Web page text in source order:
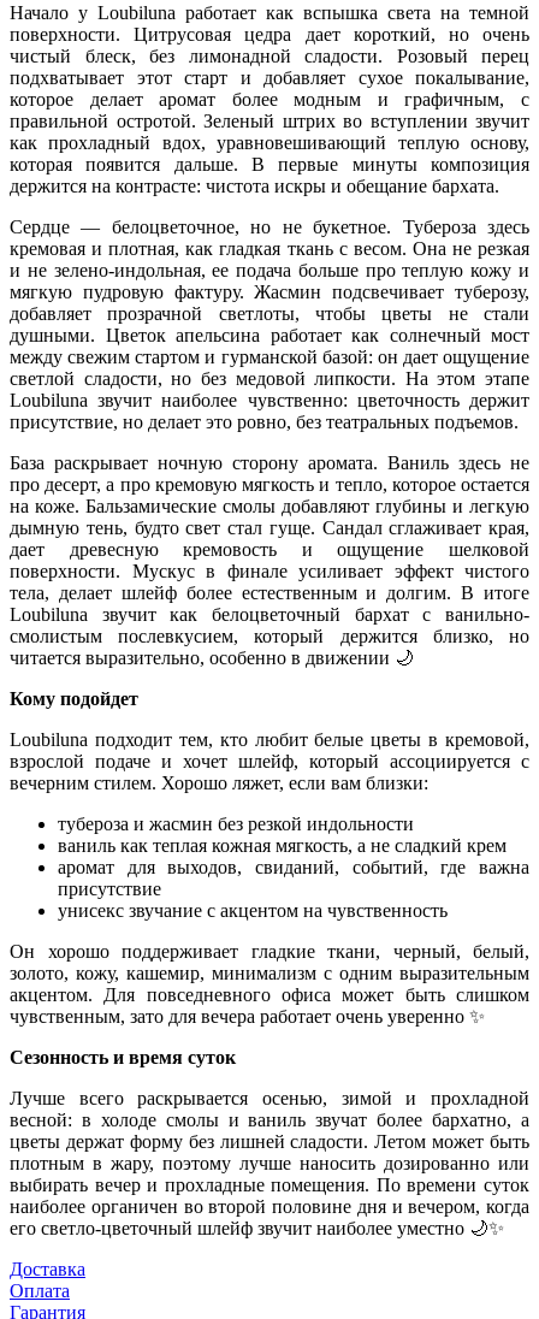
Начало у Loubiluna работает как вспышка света на темной
поверхности. Цитрусовая цедра дает короткий, но очень
чистый блеск, без лимонадной сладости. Розовый перец
подхватывает этот старт и добавляет сухое покалывание,
которое делает аромат более модным и графичным, с
правильной остротой. Зеленый штрих во вступлении звучит
как прохладный вдох, уравновешивающий теплую основу,
которая появится дальше. В первые минуты композиция
держится на контрасте: чистота искры и обещание бархата.
Сердце — белоцветочное, но не букетное. Тубероза здесь
кремовая и плотная, как гладкая ткань с весом. Она не резкая
и не зелено-индольная, ее подача больше про теплую кожу и
мягкую пудровую фактуру. Жасмин подсвечивает туберозу,
добавляет прозрачной светлоты, чтобы цветы не стали
душными. Цветок апельсина работает как солнечный мост
между свежим стартом и гурманской базой: он дает ощущение
светлой сладости, но без медовой липкости. На этом этапе
Loubiluna звучит наиболее чувственно: цветочность держит
присутствие, но делает это ровно, без театральных подъемов.
База раскрывает ночную сторону аромата. Ваниль здесь не
про десерт, а про кремовую мягкость и тепло, которое остается
на коже. Бальзамические смолы добавляют глубины и легкую
дымную тень, будто свет стал гуще. Сандал сглаживает края,
дает древесную кремовость и ощущение шелковой
поверхности. Мускус в финале усиливает эффект чистого
тела, делает шлейф более естественным и долгим. В итоге
Loubiluna звучит как белоцветочный бархат с ванильно-
смолистым послевкусием, который держится близко, но
читается выразительно, особенно в движении 🌙
Кому подойдет
Loubiluna подходит тем, кто любит белые цветы в кремовой,
взрослой подаче и хочет шлейф, который ассоциируется с
вечерним стилем. Хорошо ляжет, если вам близки:
тубероза и жасмин без резкой индольности
ваниль как теплая кожная мягкость, а не сладкий крем
аромат для выходов, свиданий, событий, где важна
присутствие
унисекс звучание с акцентом на чувственность
Он хорошо поддерживает гладкие ткани, черный, белый,
золото, кожу, кашемир, минимализм с одним выразительным
акцентом. Для повседневного офиса может быть слишком
чувственным, зато для вечера работает очень уверенно ✨
Сезонность и время суток
Лучше всего раскрывается осенью, зимой и прохладной
весной: в холоде смолы и ваниль звучат более бархатно, а
цветы держат форму без лишней сладости. Летом может быть
плотным в жару, поэтому лучше наносить дозированно или
выбирать вечер и прохладные помещения. По времени суток
наиболее органичен во второй половине дня и вечером, когда
его светло-цветочный шлейф звучит наиболее уместно 🌙✨
Доставка
Оплата
Гарантия